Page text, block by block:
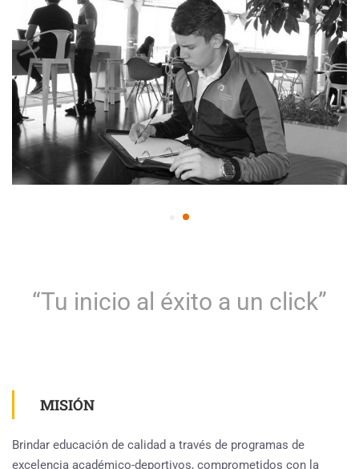
“Tu inicio al éxito a un click”
MISIÓN
Brindar educación de calidad a través de programas de
excelencia académico-deportivos, comprometidos con la